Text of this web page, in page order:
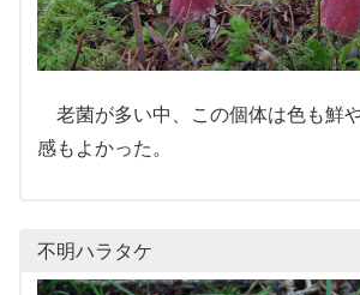
老菌が多い中、この個体は色も鮮
感もよかった。
不明ハラタケ